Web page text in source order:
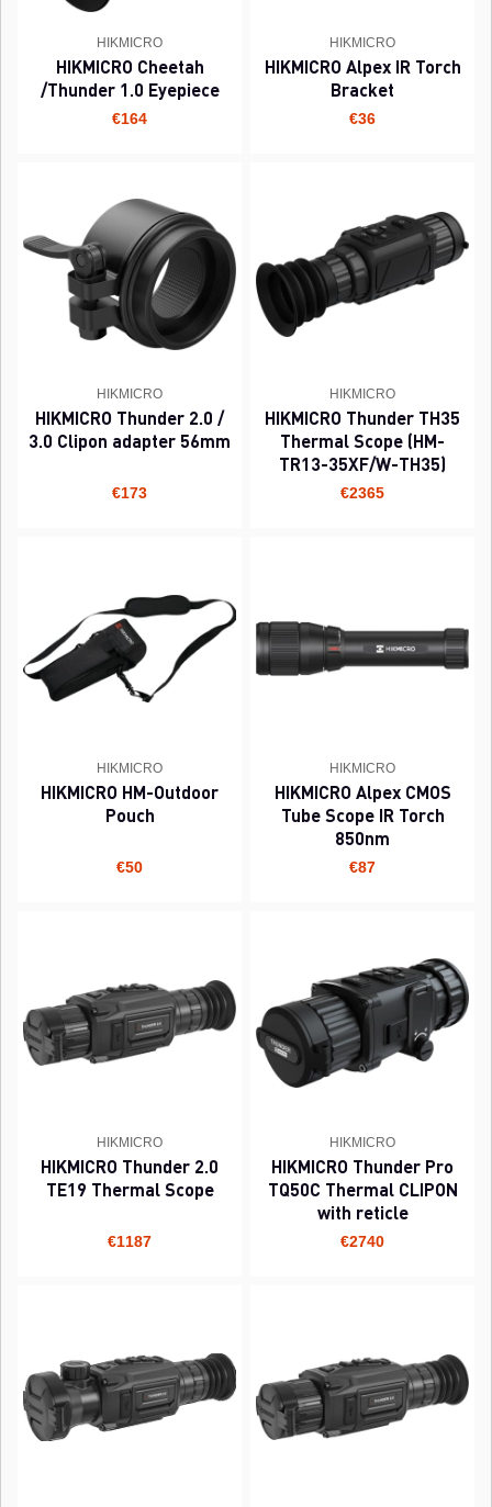
HIKMICRO
HIKMICRO Cheetah
/Thunder 1.0 Eyepiece
€164
HIKMICRO
HIKMICRO Alpex IR Torch
Bracket
€36
HIKMICRO
HIKMICRO Thunder 2.0 /
3.0 Clipon adapter 56mm
€173
HIKMICRO
HIKMICRO Thunder TH35
Thermal Scope (HM-
TR13-35XF/W-TH35)
€2365
HIKMICRO
HIKMICRO HM-Outdoor
Pouch
€50
HIKMICRO
HIKMICRO Alpex CMOS
Tube Scope IR Torch
850nm
€87
HIKMICRO
HIKMICRO Thunder 2.0
TE19 Thermal Scope
€1187
HIKMICRO
HIKMICRO Thunder Pro
TQ50C Thermal CLIPON
with reticle
€2740